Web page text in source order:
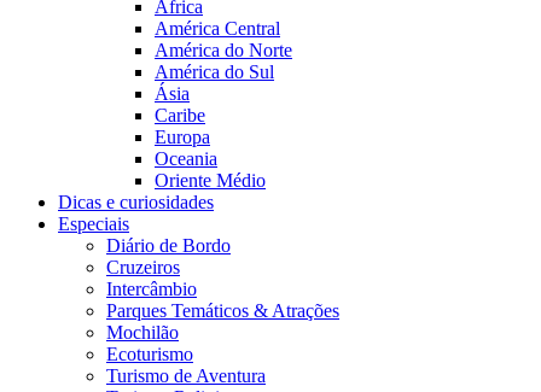
África
América Central
América do Norte
América do Sul
Ásia
Caribe
Europa
Oceania
Oriente Médio
Dicas e curiosidades
Especiais
Diário de Bordo
Cruzeiros
Intercâmbio
Parques Temáticos & Atrações
Mochilão
Ecoturismo
Turismo de Aventura